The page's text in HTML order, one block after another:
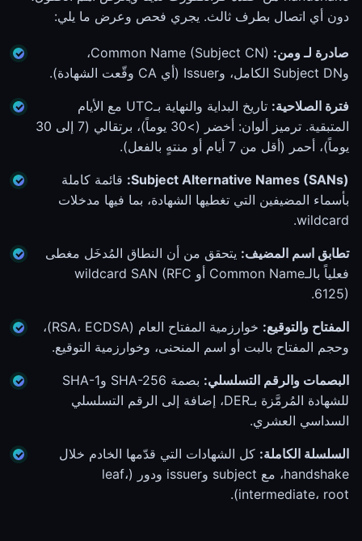
دون أي اتصال بطرف ثالث. يجري فحص وعرض ما يلي:
صادرة لـ ومن:
Common Name (Subject CN)،
وSubject DN الكامل، وIssuer (أي CA وقّعت الشهادة).
فترة الصلاحية:
تاريخ البداية والنهاية بـUTC مع الأيام
المتبقية. ترميز ألوان: أخضر (>30 يوماً)، برتقالي (7 إلى 30
يوماً)، أحمر (أقل من 7 أيام أو منتهٍ بالفعل).
Subject Alternative Names (SANs): قائمة كاملة
بأسماء المضيفين التي تغطيها الشهادة، بما فيها مدخلات
wildcard.
تطابق اسم المضيف: يتحقق من أن النطاق المُدخَل مغطى
فعلياً بالـCommon Name أو wildcard SAN (RFC
6125).
المفتاح والتوقيع:
خوارزمية المفتاح العام (RSA، ECDSA)،
وحجم المفتاح بالبت أو اسم المنحنى، وخوارزمية التوقيع.
البصمات والرقم التسلسلي:
بصمة SHA-256 وSHA-1
للشهادة المُرمَّزة بـDER، إضافة إلى الرقم التسلسلي
السداسي العشري.
السلسلة الكاملة: كل الشهادات التي قدّمها الخادم خلال
handshake، مع subject وissuer ودور (leaf،
intermediate، root).